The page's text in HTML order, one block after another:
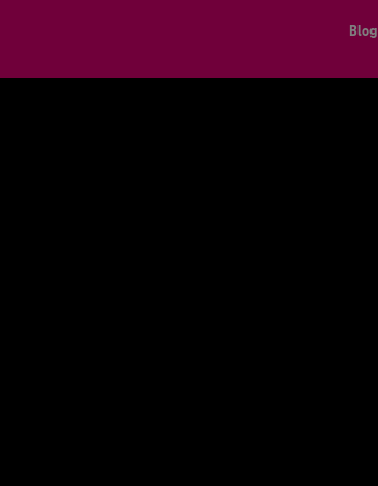
Blog